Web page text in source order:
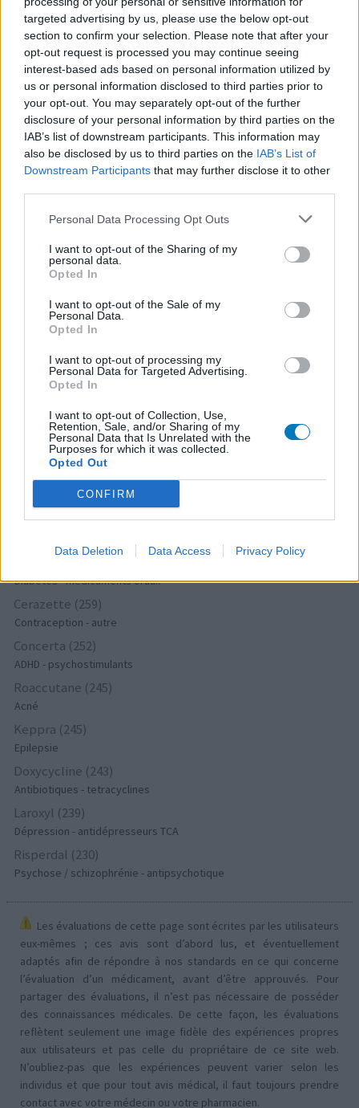
targeted advertising by us, please use the below opt-out
section to confirm your selection. Please note that after your
opt-out request is processed you may continue seeing
interest-based ads based on personal information utilized by
us or personal information disclosed to third parties prior to
your opt-out. You may separately opt-out of the further
disclosure of your personal information by third parties on the
IAB’s list of downstream participants. This information may
also be disclosed by us to third parties on the IAB’s List of
Downstream Participants that may further disclose it to other
Personal Data Processing Opt Outs
I want to opt-out of the Sharing of my
personal data.
Opted In
I want to opt-out of the Sale of my
Personal Data.
Opted In
I want to opt-out of processing my
Personal Data for Targeted Advertising.
Opted In
I want to opt-out of Collection, Use,
Retention, Sale, and/or Sharing of my
Personal Data that Is Unrelated with the
Purposes for which it was collected.
Opted Out
CONFIRM
Data Deletion Data Access Privacy Policy
Amoxicilline (509)
Antibiotiques - pénicillines à large spectre
Seroplex (424)
Dépression - antidépresseurs IRS
Cymbalta (418)
Dépression - antidépresseurs autre
Tamoxifene (386)
Cancer - hormones et antihormones
Deroxat (366)
Dépression - antidépresseurs IRS
Citalopram (358)
Metformine (357)
Diabètes - médicaments oraux
Pyostacine (311)
Antibiotiques - autre
Bisoprolol (300)
Tension artérielle - beta bloquant
Tahor (299)
Cholestérol
Propranolol (292)
Tension artérielle - beta bloquant
Abilify (289)
Diabètes - médicaments oraux
Cerazette (259)
Contraception - autre
Concerta (252)
ADHD - psychostimulants
Roaccutane (245)
Acné
Keppra (245)
Epilepsie
Doxycycline (243)
Antibiotiques - tetracyclines
Laroxyl (239)
Dépression - antidépresseurs TCA
Risperdal (230)
Psychose / schizophrénie - antipsychotique
Les évaluations de cette page sont écrites par les utilisateurs
eux-mêmes ; ces avis sont d’abord lus, et éventuellement
adaptés afin de répondre à nos standards en ce qui concerne
l’évaluation d’un médicament, avant d’être approuvés. Pour
partager des évaluations, il n’est pas nécessaire de posséder
des connaissances médicales. De cette façon, les évaluations
reflètent seulement une image fidèle des expériences propres
aux utilisateurs et pas celle du propriétaire de ce site web.
N’oubliez-pas que les expériences peuvent varier selon les
individus et que pour tout avis médical, il faut toujours prendre
contact avec votre médecin ou votre pharmacien.